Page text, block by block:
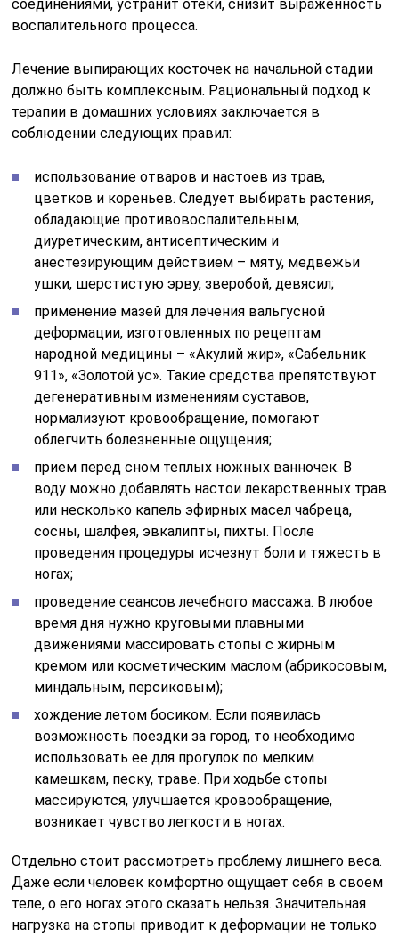
соединениями, устранит отеки, снизит выраженность
воспалительного процесса.
Лечение выпирающих косточек на начальной стадии
должно быть комплексным. Рациональный подход к
терапии в домашних условиях заключается в
соблюдении следующих правил:
использование отваров и настоев из трав,
цветков и кореньев. Следует выбирать растения,
обладающие противовоспалительным,
диуретическим, антисептическим и
анестезирующим действием – мяту, медвежьи
ушки, шерстистую эрву, зверобой, девясил;
применение мазей для лечения вальгусной
деформации, изготовленных по рецептам
народной медицины – «Акулий жир», «Сабельник
911», «Золотой ус». Такие средства препятствуют
дегенеративным изменениям суставов,
нормализуют кровообращение, помогают
облегчить болезненные ощущения;
прием перед сном теплых ножных ванночек. В
воду можно добавлять настои лекарственных трав
или несколько капель эфирных масел чабреца,
сосны, шалфея, эвкалипты, пихты. После
проведения процедуры исчезнут боли и тяжесть в
ногах;
проведение сеансов лечебного массажа. В любое
время дня нужно круговыми плавными
движениями массировать стопы с жирным
кремом или косметическим маслом (абрикосовым,
миндальным, персиковым);
хождение летом босиком. Если появилась
возможность поездки за город, то необходимо
использовать ее для прогулок по мелким
камешкам, песку, траве. При ходьбе стопы
массируются, улучшается кровообращение,
возникает чувство легкости в ногах.
Отдельно стоит рассмотреть проблему лишнего веса.
Даже если человек комфортно ощущает себя в своем
теле, о его ногах этого сказать нельзя. Значительная
нагрузка на стопы приводит к деформации не только